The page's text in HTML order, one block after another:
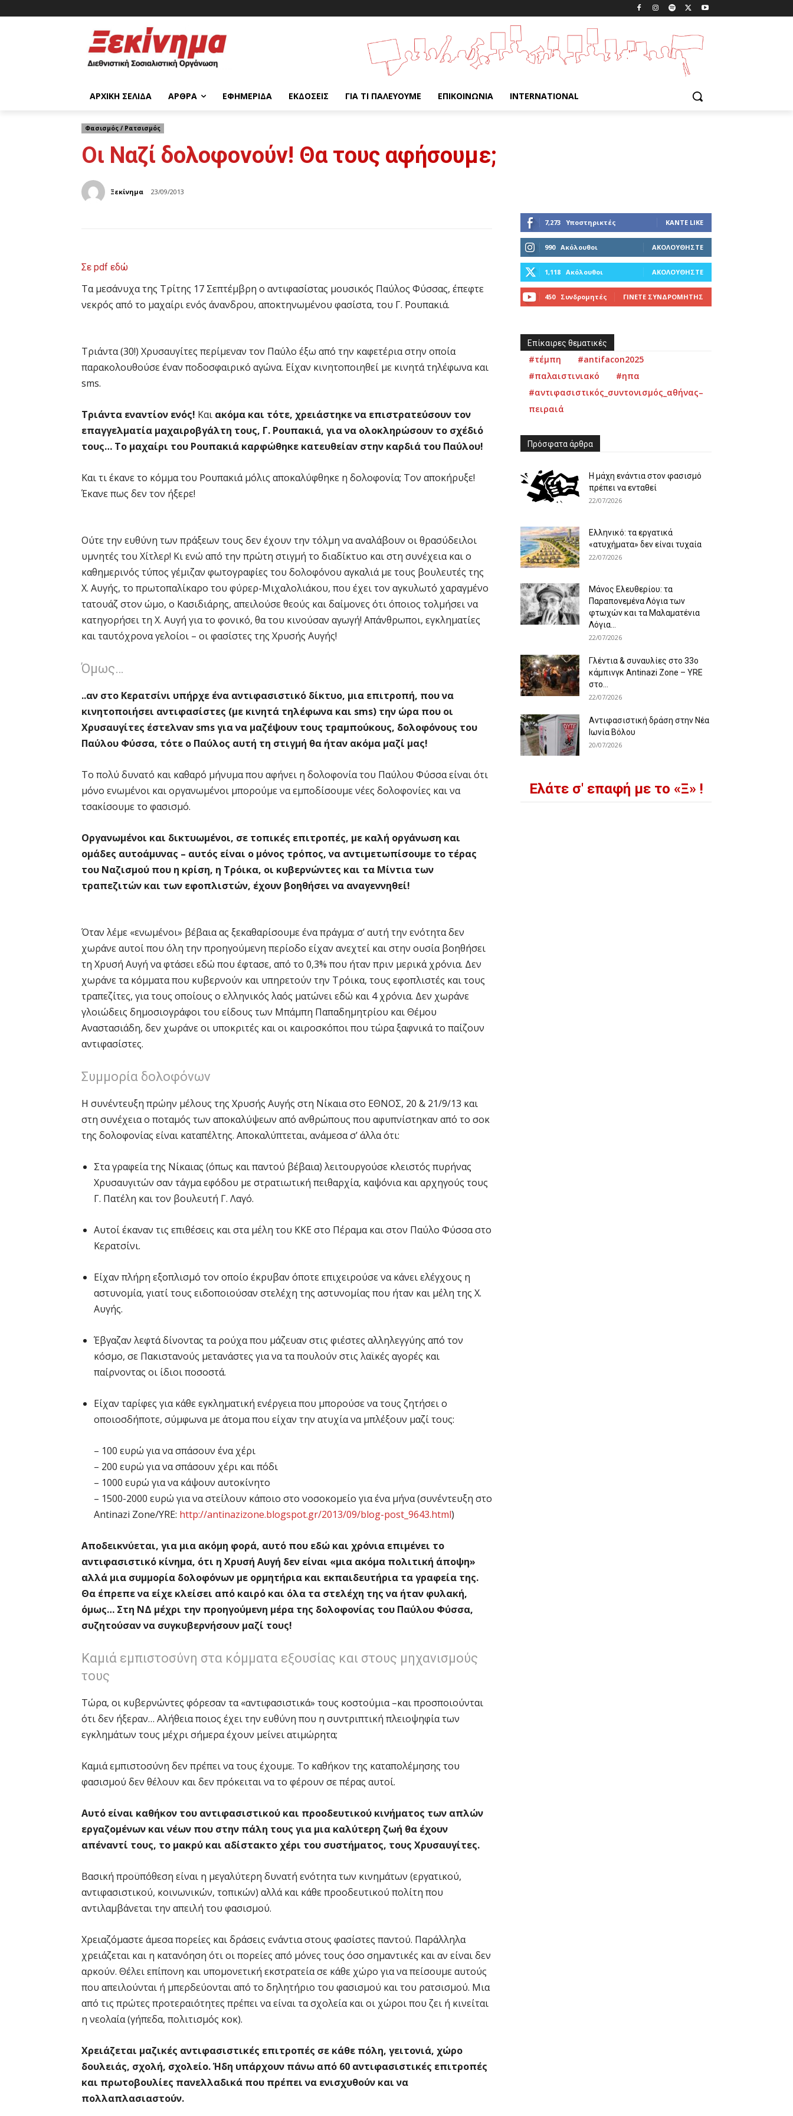
ΑΡΧΙΚΉ ΣΕΛΊΔΑ ΆΡΘΡΑ ΕΦΗΜΕΡΊΔΑ ΕΚΔΌΣΕΙΣ ΓΙΑ ΤΙ ΠΑΛΕΎΟΥΜΕ ΕΠΙΚΟΙΝΩΝΊΑ INTERNATIONAL
Φασισμός / Ρατσισμός
Οι Ναζί δολοφονούν! Θα τους αφήσουμε;
Ξεκίνημα 23/09/2013
Σε pdf εδώ
Τα μεσάνυχα της Τρίτης 17 Σεπτέμβρη ο αντιφασίστας μουσικός Παύλος Φύσσας, έπεφτε
νεκρός από το μαχαίρι ενός άνανδρου, αποκτηνωμένου φασίστα, του Γ. Ρουπακιά.
Τριάντα (30!) Χρυσαυγίτες περίμεναν τον Παύλο έξω από την καφετέρια στην οποία
παρακολουθούσε έναν ποδοσφαιρικό αγώνα. Είχαν κινητοποιηθεί με κινητά τηλέφωνα και
sms.
Τριάντα εναντίον ενός! Και ακόμα και τότε, χρειάστηκε να επιστρατεύσουν τον
επαγγελματία μαχαιροβγάλτη τους, Γ. Ρουπακιά, για να ολοκληρώσουν το σχέδιό
τους… Το μαχαίρι του Ρουπακιά καρφώθηκε κατευθείαν στην καρδιά του Παύλου!
Και τι έκανε το κόμμα του Ρουπακιά μόλις αποκαλύφθηκε η δολοφονία; Τον αποκήρυξε!
Έκανε πως δεν τον ήξερε!
Ούτε την ευθύνη των πράξεων τους δεν έχουν την τόλμη να αναλάβουν οι θρασύδειλοι
υμνητές του Χίτλερ! Κι ενώ από την πρώτη στιγμή το διαδίκτυο και στη συνέχεια και ο
καθημερινός τύπος γέμιζαν φωτογραφίες του δολοφόνου αγκαλιά με τους βουλευτές της
Χ. Αυγής, το πρωτοπαλίκαρο του φύρερ-Μιχαλολιάκου, που έχει τον αγκυλωτό χαραγμένο
τατουάζ στον ώμο, ο Κασιδιάρης, απειλούσε θεούς και δαίμονες ότι όποιος τολμήσει να
κατηγορήσει τη Χ. Αυγή για το φονικό, θα του κινούσαν αγωγή! Απάνθρωποι, εγκληματίες
και ταυτόχρονα γελοίοι – οι φασίστες της Χρυσής Αυγής!
Όμως…
..αν στο Κερατσίνι υπήρχε ένα αντιφασιστικό δίκτυο, μια επιτροπή, που να
κινητοποιήσει αντιφασίστες (με κινητά τηλέφωνα και sms) την ώρα που οι
Χρυσαυγίτες έστελναν sms για να μαζέψουν τους τραμπούκους, δολοφόνους του
Παύλου Φύσσα, τότε ο Παύλος αυτή τη στιγμή θα ήταν ακόμα μαζί μας!
Το πολύ δυνατό και καθαρό μήνυμα που αφήνει η δολοφονία του Παύλου Φύσσα είναι ότι
μόνο ενωμένοι και οργανωμένοι μπορούμε να εμποδίσουμε νέες δολοφονίες και να
τσακίσουμε το φασισμό.
Οργανωμένοι και δικτυωμένοι, σε τοπικές επιτροπές, με καλή οργάνωση και
ομάδες αυτοάμυνας – αυτός είναι ο μόνος τρόπος, να αντιμετωπίσουμε το τέρας
του Ναζισμού που η κρίση, η Τρόικα, οι κυβερνώντες και τα Μίντια των
τραπεζιτών και των εφοπλιστών, έχουν βοηθήσει να αναγεννηθεί!
Όταν λέμε «ενωμένοι» βέβαια ας ξεκαθαρίσουμε ένα πράγμα: σ’ αυτή την ενότητα δεν
χωράνε αυτοί που όλη την προηγούμενη περίοδο είχαν ανεχτεί και στην ουσία βοηθήσει
τη Χρυσή Αυγή να φτάσει εδώ που έφτασε, από το 0,3% που ήταν πριν μερικά χρόνια. Δεν
χωράνε τα κόμματα που κυβερνούν και υπηρετούν την Τρόικα, τους εφοπλιστές και τους
τραπεζίτες, για τους οποίους ο ελληνικός λαός ματώνει εδώ και 4 χρόνια. Δεν χωράνε
γλοιώδεις δημοσιογράφοι του είδους των Μπάμπη Παπαδημητρίου και Θέμου
Αναστασιάδη, δεν χωράνε οι υποκριτές και οι καιροσκόποι που τώρα ξαφνικά το παίζουν
αντιφασίστες.
Συμμορία δολοφόνων
Η συνέντευξη πρώην μέλους της Χρυσής Αυγής στη Νίκαια στο ΕΘΝΟΣ, 20 & 21/9/13 και
στη συνέχεια ο ποταμός των αποκαλύψεων από ανθρώπους που αφυπνίστηκαν από το σοκ
της δολοφονίας είναι καταπέλτης. Αποκαλύπτεται, ανάμεσα σ’ άλλα ότι:
Στα γραφεία της Νίκαιας (όπως και παντού βέβαια) λειτουργούσε κλειστός πυρήνας
Χρυσαυγιτών σαν τάγμα εφόδου με στρατιωτική πειθαρχία, καψόνια και αρχηγούς τους
Γ. Πατέλη και τον βουλευτή Γ. Λαγό.
Αυτοί έκαναν τις επιθέσεις και στα μέλη του ΚΚΕ στο Πέραμα και στον Παύλο Φύσσα στο
Κερατσίνι.
Είχαν πλήρη εξοπλισμό τον οποίο έκρυβαν όποτε επιχειρούσε να κάνει ελέγχους η
αστυνομία, γιατί τους ειδοποιούσαν στελέχη της αστυνομίας που ήταν και μέλη της Χ.
Αυγής.
Έβγαζαν λεφτά δίνοντας τα ρούχα που μάζευαν στις φιέστες αλληλεγγύης από τον
κόσμο, σε Πακιστανούς μετανάστες για να τα πουλούν στις λαϊκές αγορές και
παίρνοντας οι ίδιοι ποσοστά.
Είχαν ταρίφες για κάθε εγκληματική ενέργεια που μπορούσε να τους ζητήσει ο
οποιοσδήποτε, σύμφωνα με άτομα που είχαν την ατυχία να μπλέξουν μαζί τους:
– 100 ευρώ για να σπάσουν ένα χέρι
– 200 ευρώ για να σπάσουν χέρι και πόδι
– 1000 ευρώ για να κάψουν αυτοκίνητο
– 1500-2000 ευρώ για να στείλουν κάποιο στο νοσοκομείο για ένα μήνα (συνέντευξη στο
Antinazi Zone/YRE: http://antinazizone.blogspot.gr/2013/09/blog-post_9643.html)
Αποδεικνύεται, για μια ακόμη φορά, αυτό που εδώ και χρόνια επιμένει το
αντιφασιστικό κίνημα, ότι η Χρυσή Αυγή δεν είναι «μια ακόμα πολιτική άποψη»
αλλά μια συμμορία δολοφόνων με ορμητήρια και εκπαιδευτήρια τα γραφεία της.
Θα έπρεπε να είχε κλείσει από καιρό και όλα τα στελέχη της να ήταν φυλακή,
όμως… Στη ΝΔ μέχρι την προηγούμενη μέρα της δολοφονίας του Παύλου Φύσσα,
συζητούσαν να συγκυβερνήσουν μαζί τους!
Καμιά εμπιστοσύνη στα κόμματα εξουσίας και στους μηχανισμούς
τους
Τώρα, οι κυβερνώντες φόρεσαν τα «αντιφασιστικά» τους κοστούμια –και προσποιούνται
ότι δεν ήξεραν… Αλήθεια ποιος έχει την ευθύνη που η συντριπτική πλειοψηφία των
εγκλημάτων τους μέχρι σήμερα έχουν μείνει ατιμώρητα;
Καμιά εμπιστοσύνη δεν πρέπει να τους έχουμε. Το καθήκον της καταπολέμησης του
φασισμού δεν θέλουν και δεν πρόκειται να το φέρουν σε πέρας αυτοί.
Αυτό είναι καθήκον του αντιφασιστικού και προοδευτικού κινήματος των απλών
εργαζομένων και νέων που στην πάλη τους για μια καλύτερη ζωή θα έχουν
απέναντί τους, το μακρύ και αδίστακτο χέρι του συστήματος, τους Χρυσαυγίτες.
Βασική προϋπόθεση είναι η μεγαλύτερη δυνατή ενότητα των κινημάτων (εργατικού,
αντιφασιστικού, κοινωνικών, τοπικών) αλλά και κάθε προοδευτικού πολίτη που
αντιλαμβάνεται την απειλή του φασισμού.
Χρειαζόμαστε άμεσα πορείες και δράσεις ενάντια στους φασίστες παντού. Παράλληλα
χρειάζεται και η κατανόηση ότι οι πορείες από μόνες τους όσο σημαντικές και αν είναι δεν
αρκούν. Θέλει επίπονη και υπομονετική εκστρατεία σε κάθε χώρο για να πείσουμε αυτούς
που απειλούνται ή μπερδεύονται από το δηλητήριο του φασισμού και του ρατσισμού. Μια
από τις πρώτες προτεραιότητες πρέπει να είναι τα σχολεία και οι χώροι που ζει ή κινείται
η νεολαία (γήπεδα, πολιτισμός κοκ).
Χρειάζεται μαζικές αντιφασιστικές επιτροπές σε κάθε πόλη, γειτονιά, χώρο
δουλειάς, σχολή, σχολείο. Ήδη υπάρχουν πάνω από 60 αντιφασιστικές επιτροπές
και πρωτοβουλίες πανελλαδικά που πρέπει να ενισχυθούν και να
πολλαπλασιαστούν.
7,273 Υποστηρικτές ΚΆΝΤΕ LIKE
990 Ακόλουθοι ΑΚΟΛΟΥΘΉΣΤΕ
1,118 Ακόλουθοι ΑΚΟΛΟΥΘΉΣΤΕ
450 Συνδρομητές ΓΊΝΕΤΕ ΣΥΝΔΡΟΜΗΤΉΣ
Επίκαιρες θεματικές
#τέμπη
#antifacon2025
#παλαιστινιακό
#ηπα
#αντιφασιστικός_συντονισμός_αθήνας–
πειραιά
Πρόσφατα άρθρα
Η μάχη ενάντια στον φασισμό
πρέπει να ενταθεί
22/07/2026
Ελληνικό: τα εργατικά
«ατυχήματα» δεν είναι τυχαία
22/07/2026
Μάνος Ελευθερίου: τα
Παραπονεμένα Λόγια των
φτωχών και τα Μαλαματένια
Λόγια...
22/07/2026
Γλέντια & συναυλίες στο 33ο
κάμπινγκ Antinazi Zone – YRE
στο...
22/07/2026
Αντιφασιστική δράση στην Νέα
Ιωνία Βόλου
20/07/2026
Ελάτε σ' επαφή με το «Ξ» !